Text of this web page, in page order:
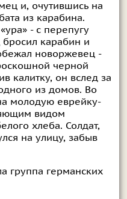
и, очутившись на
из карабина.
- с перепугу
карабин и
новоржевец -
черной
калитку, он вслед за
из домов. Во
молодую еврейку-
видом
хлеба. Солдат,
на улицу, забыв
группа германских